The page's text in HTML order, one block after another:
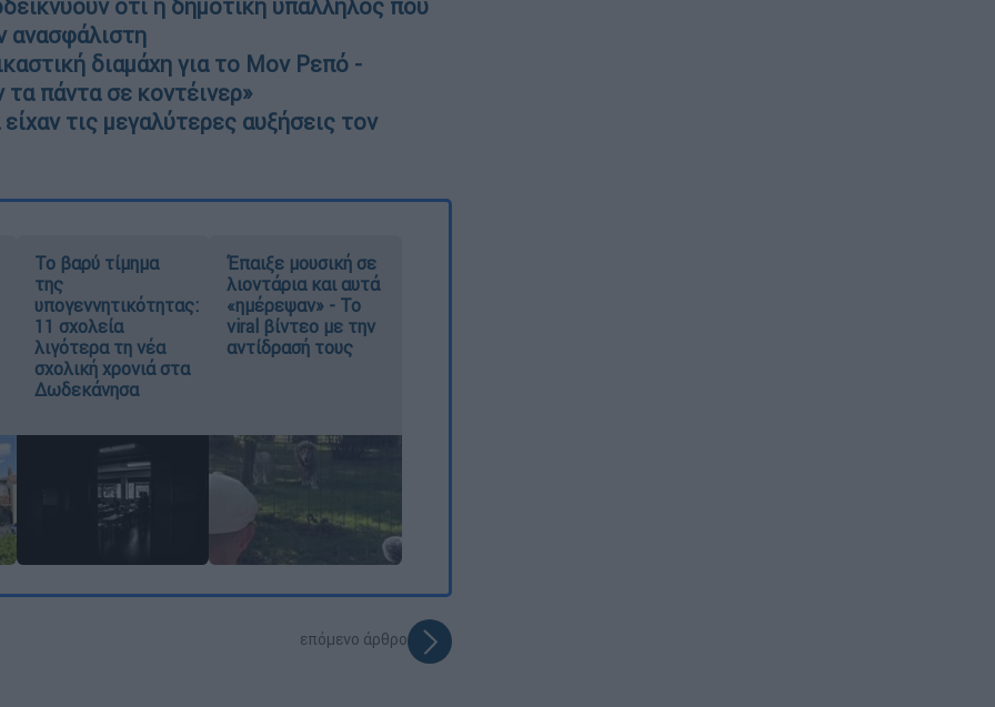
ότι η δημοτική υπάλληλος που
ανασφάλιστη
διαμάχη για το Μον Ρεπό -
πάντα σε κοντέινερ»
τις μεγαλύτερες αυξήσεις τον
Το βαρύ τίμημα
της
υπογεννητικότητας:
11 σχολεία
λιγότερα τη νέα
σχολική χρονιά στα
Δωδεκάνησα
Έπαιξε μουσική σε
λιοντάρια και αυτά
«ημέρεψαν» - Το
viral βίντεο με την
αντίδρασή τους
επόμενο άρθρο